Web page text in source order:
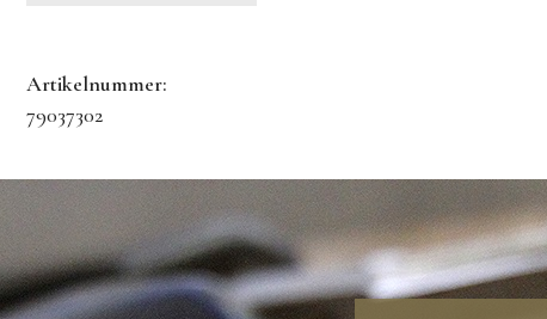
Artikelnummer:
79037302